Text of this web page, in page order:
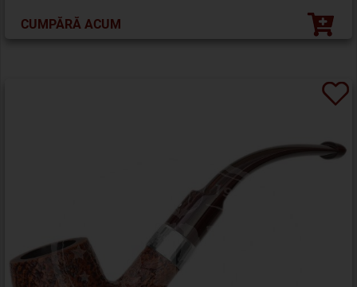
CUMPĂRĂ ACUM